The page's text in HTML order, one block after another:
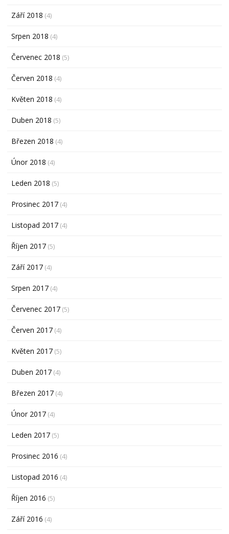
Září 2018 (4)
Srpen 2018 (4)
Červenec 2018 (5)
Červen 2018 (4)
Květen 2018 (4)
Duben 2018 (5)
Březen 2018 (4)
Únor 2018 (4)
Leden 2018 (5)
Prosinec 2017 (4)
Listopad 2017 (4)
Říjen 2017 (5)
Září 2017 (4)
Srpen 2017 (4)
Červenec 2017 (5)
Červen 2017 (4)
Květen 2017 (5)
Duben 2017 (4)
Březen 2017 (4)
Únor 2017 (4)
Leden 2017 (5)
Prosinec 2016 (4)
Listopad 2016 (4)
Říjen 2016 (5)
Září 2016 (4)